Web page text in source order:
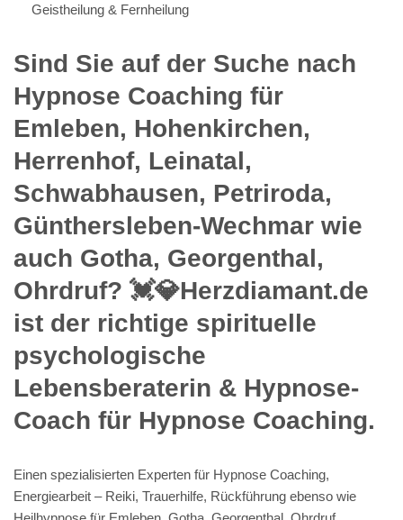
Geistheilung & Fernheilung
Sind Sie auf der Suche nach
Hypnose Coaching für
Emleben, Hohenkirchen,
Herrenhof, Leinatal,
Schwabhausen, Petriroda,
Günthersleben-Wechmar wie
auch Gotha, Georgenthal,
Ohrdruf? 💓️💎Herzdiamant.de
ist der richtige spirituelle
psychologische
Lebensberaterin & Hypnose-
Coach für Hypnose Coaching.
Einen spezialisierten Experten für Hypnose Coaching,
Energiearbeit – Reiki, Trauerhilfe, Rückführung ebenso wie